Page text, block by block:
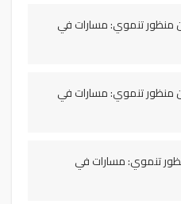
منظور تنموي: مسارات في
منظور تنموي: مسارات في
تنموي: مسارات في